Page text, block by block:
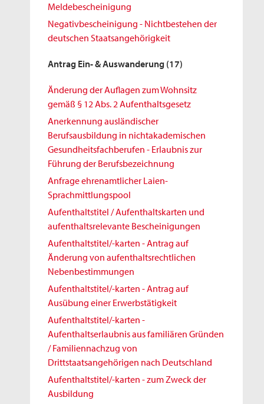
Meldebescheinigung
Negativbescheinigung - Nichtbestehen der
deutschen Staatsangehörigkeit
Antrag Ein- & Auswanderung (17)
Änderung der Auflagen zum Wohnsitz
gemäß § 12 Abs. 2 Aufenthaltsgesetz
Anerkennung ausländischer
Berufsausbildung in nichtakademischen
Gesundheitsfachberufen - Erlaubnis zur
Führung der Berufsbezeichnung
Anfrage ehrenamtlicher Laien-
Sprachmittlungspool
Aufenthaltstitel / Aufenthaltskarten und
aufenthaltsrelevante Bescheinigungen
Aufenthaltstitel/-karten - Antrag auf
Änderung von aufenthaltsrechtlichen
Nebenbestimmungen
Aufenthaltstitel/-karten - Antrag auf
Ausübung einer Erwerbstätigkeit
Aufenthaltstitel/-karten -
Aufenthaltserlaubnis aus familiären Gründen
/ Familiennachzug von
Drittstaatsangehörigen nach Deutschland
Aufenthaltstitel/-karten - zum Zweck der
Ausbildung